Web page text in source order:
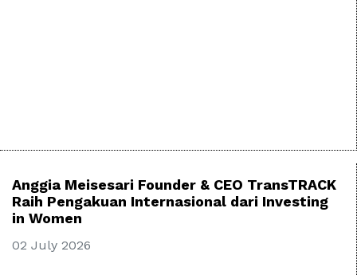
Anggia Meisesari Founder & CEO TransTRACK
Raih Pengakuan Internasional dari Investing
in Women
02 July 2026